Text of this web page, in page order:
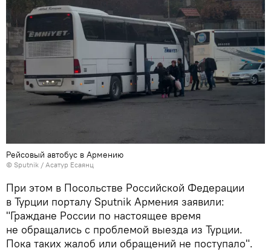
Рейсовый автобус в Армению
© Sputnik / Асатур Есаянц
При этом в Посольстве Российской Федерации
в Турции порталу Sputnik Армения заявили:
"Граждане России по настоящее время
не обращались с проблемой выезда из Турции.
Пока таких жалоб или обращений не поступало".